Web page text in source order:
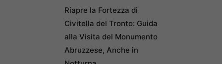
Riapre la Fortezza di
Civitella del Tronto: Guida
alla Visita del Monumento
Abruzzese, Anche in